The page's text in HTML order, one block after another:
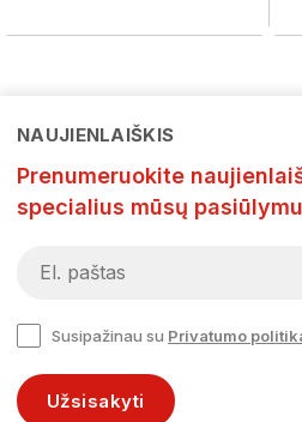
NAUJIENLAIŠKIS
Prenumeruokite
specialius mūsų
Susipažinau su Privatumo
Užsisakyti